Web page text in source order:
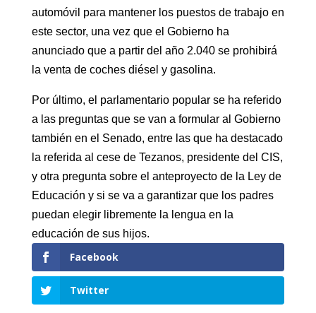
automóvil para mantener los puestos de trabajo en
este sector, una vez que el Gobierno ha
anunciado que a partir del año 2.040 se prohibirá
la venta de coches diésel y gasolina.
Por último, el parlamentario popular se ha referido
a las preguntas que se van a formular al Gobierno
también en el Senado, entre las que ha destacado
la referida al cese de Tezanos, presidente del CIS,
y otra pregunta sobre el anteproyecto de la Ley de
Educación y si se va a garantizar que los padres
puedan elegir libremente la lengua en la
educación de sus hijos.
Facebook
Twitter